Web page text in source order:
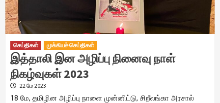
செய்திகள் முக்கியச் செய்திகள்
இத்தாலி இன அழிப்பு நினைவு நாள்
நிகழ்வுகள் 2023
22 மே 2023
18 மே, தமிழின அழிப்பு நாளை முன்னிட்டு, சிறீலங்கா அரசால்